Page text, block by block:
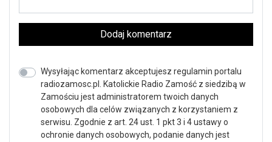
Dodaj komentarz
Wysyłając komentarz akceptujesz regulamin portalu
radiozamosc.pl. Katolickie Radio Zamość z siedzibą w
Zamościu jest administratorem twoich danych
osobowych dla celów związanych z korzystaniem z
serwisu. Zgodnie z art. 24 ust. 1 pkt 3 i 4 ustawy o
ochronie danych osobowych, podanie danych jest